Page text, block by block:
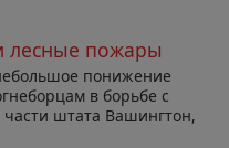
лесные пожары
понижение
в борьбе с
штата Вашингтон,